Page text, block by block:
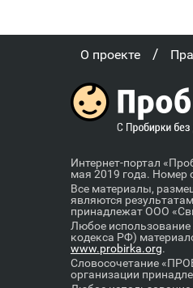
О проекте /
Интернет-портал
мая 2019 года. Номер
Все материалы,
являются
принадлежат ООО
Любое
кодекса РФ)
www.probirka.org.
Словосочетание
организации